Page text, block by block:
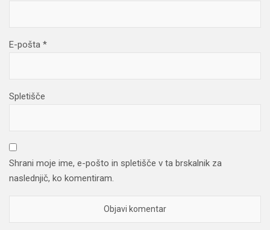
E-pošta *
Spletišče
Shrani moje ime, e-pošto in spletišče v ta brskalnik za
naslednjič, ko komentiram.